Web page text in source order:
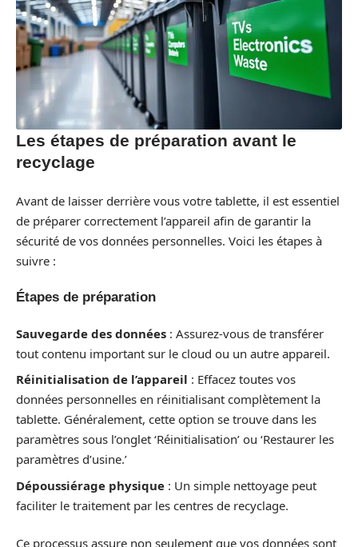
Les étapes de préparation avant le
recyclage
Avant de laisser derrière vous votre tablette, il est essentiel
de préparer correctement l’appareil afin de garantir la
sécurité de vos données personnelles. Voici les étapes à
suivre :
Étapes de préparation
Sauvegarde des données : Assurez-vous de transférer
tout contenu important sur le cloud ou un autre appareil.
Réinitialisation de l’appareil : Effacez toutes vos
données personnelles en réinitialisant complètement la
tablette. Généralement, cette option se trouve dans les
paramètres sous l’onglet ‘Réinitialisation’ ou ‘Restaurer les
paramètres d’usine.’
Dépoussiérage physique : Un simple nettoyage peut
faciliter le traitement par les centres de recyclage.
Ce processus assure non seulement que vos données sont